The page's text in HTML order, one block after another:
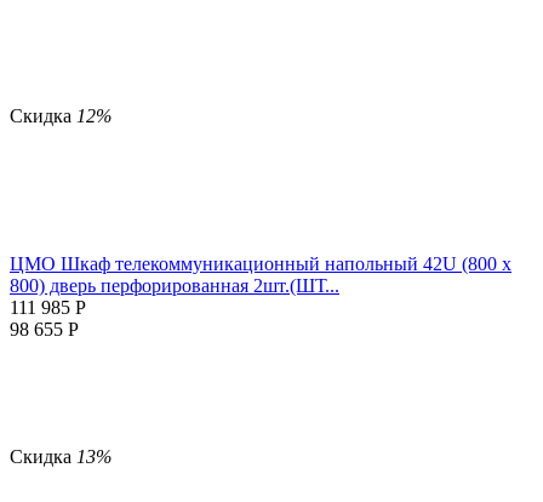
Скидка 12%
ЦМО Шкаф телекоммуникационный напольный 42U (800 х
800) дверь перфорированная 2шт.(ШТ...
111 985 Р
98 655 Р
Скидка 13%